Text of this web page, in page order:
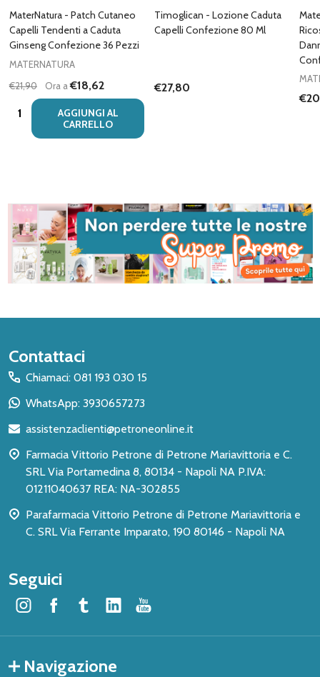
MaterNatura - Patch Cutaneo
Capelli Tendenti a Caduta
Ginseng Confezione 36 Pezzi
MATERNATURA
€21,90
Ora a€18,62
Quantità:
AGGIUNGI AL
CARRELLO
Timoglican - Lozione Caduta
Capelli Confezione 80 Ml
€27,80
Inizio
del
piè
pagina
Contattaci
Chiamaci: 081 193 030 15
WhatsApp: 3930657273
assistenzaclienti@petroneonline.it
Farmacia Vittorio Petrone di Petrone Mariavittoria e C.
SRL Via Portamedina 8, 80134 - Napoli NA P.IVA:
01211040637 REA: NA-302855
Parafarmacia Vittorio Petrone di Petrone Mariavittoria e
C. SRL Via Ferrante Imparato, 190 80146 - Napoli NA
Seguici
Navigazione